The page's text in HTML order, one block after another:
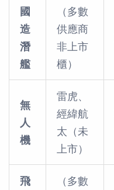
國
造
潛
艦
（多數
供應商
非上市
櫃）
無
人
機
雷虎、
經緯航
太（未
上市）
飛
（多數